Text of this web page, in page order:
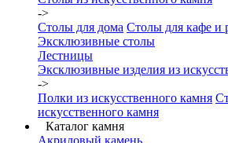
->
Столы для дома Столы для кафе и
Эксклюзивные столы
Лестницы
Эксклюзивные изделия из
->
Полки из искусственного камня
искусственного камня
Каталог камня
Акриловый камень